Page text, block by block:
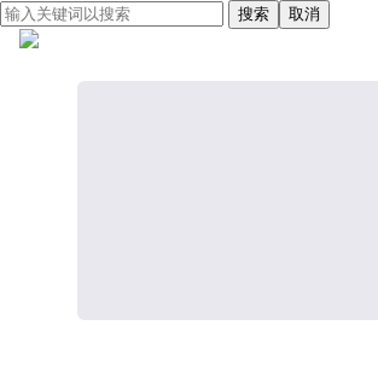
搜索 取消